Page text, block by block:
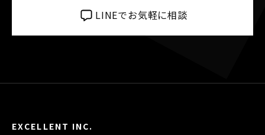
LINEでお気軽に相談
EXCELLENT INC.